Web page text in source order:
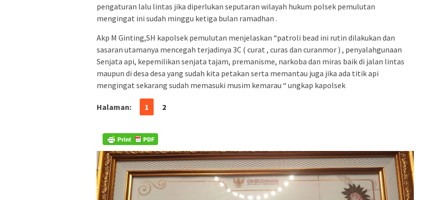
pengaturan lalu lintas jika diperlukan seputaran wilayah hukum polsek pemulutan
mengingat ini sudah minggu ketiga bulan ramadhan .
Akp M Ginting,SH kapolsek pemulutan menjelaskan “patroli bead ini rutin dilakukan dan
sasaran utamanya mencegah terjadinya 3C ( curat , curas dan curanmor ) , penyalahgunaan
Senjata api, kepemilikan senjata tajam, premanisme, narkoba dan miras baik di jalan lintas
maupun di desa desa yang sudah kita petakan serta memantau juga jika ada titik api
mengingat sekarang sudah memasuki musim kemarau “ ungkap kapolsek
Halaman: 1 2